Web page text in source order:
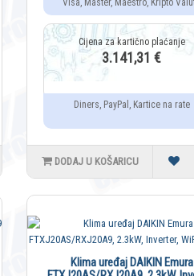
Visa, Master, Maestro, Kripto
3.141,31 €
Diners, PayPal, Kartice na rate
DODAJ U KOŠARICU
Klima uređaj DAIKIN Emura